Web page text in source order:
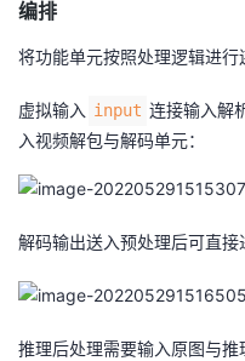
编排
将功能单元按照处理逻辑进行
虚拟输入 input 连接输入解
入视频解包与解码单元：
解码输出送入预处理后可直接
推理后处理需要输入原图与